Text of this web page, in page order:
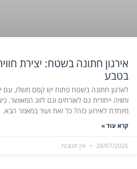
אירגון חתונה בשטח: יצירת
בטבע
לארגון חתונה בשטח פתוח יש קסם משלו, עם
וחוויה ייחודית גם לאורחים וגם לזוג המאושר.
מיוחדת לאירוע כזה? כל זאת ועוד במאמר הבא.
קרא עוד »
28/07/2026 אין תגובות